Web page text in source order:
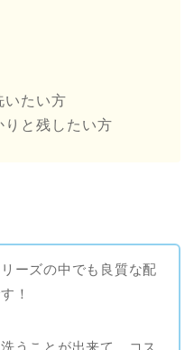
いたい方
りと残したい方
ーズの中でも良質な配
！
うことが出来て、コス